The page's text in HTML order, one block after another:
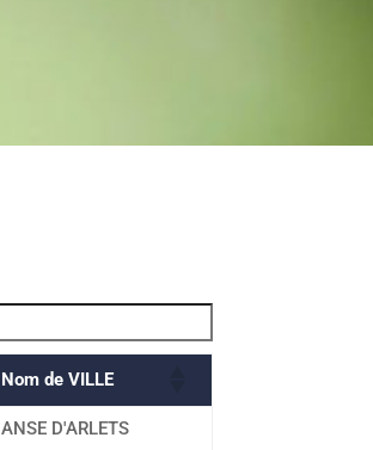
Nom de VILLE
ANSE D'ARLETS